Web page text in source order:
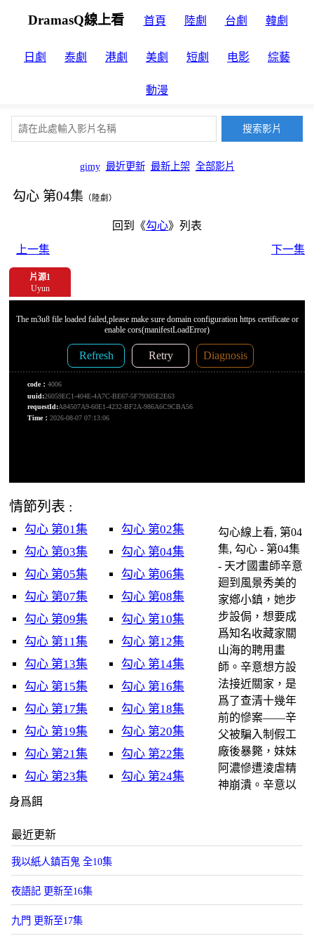
DramasQ線上看 首頁 陸劇 台劇 韓劇
日劇 泰劇 港劇 美劇 短劇 电影 綜藝
動漫
gimy 最近更新 最新上架 全部影片
​勾心​ 第04集 （陸劇）
回到《​勾心​》列表
上一集
下一集
片源1
Uyun
情節列表 :
​勾心​ 第01集
​勾心​ 第02集
​勾心​ 第03集
​勾心​ 第04集
​勾心​ 第05集
​勾心​ 第06集
​勾心​ 第07集
​勾心​ 第08集
​勾心​ 第09集
​勾心​ 第10集
​勾心​ 第11集
​勾心​ 第12集
​勾心​ 第13集
​勾心​ 第14集
​勾心​ 第15集
​勾心​ 第16集
​勾心​ 第17集
​勾心​ 第18集
​勾心​ 第19集
​勾心​ 第20集
​勾心​ 第21集
​勾心​ 第22集
​勾心​ 第23集
​勾心​ 第24集
​勾心​線上看, 第04
集, ​勾心​ - 第04集
- 天才國畫師辛意
廻到風景秀美的
家鄕小鎮，她步
步設侷，想要成
爲知名收藏家關
山海的聘用畫
師。辛意想方設
法接近關家，是
爲了查清十幾年
前的慘案——辛
父被騙入制假工
廠後暴斃，妹妹
阿濃慘遭淩虐精
神崩潰。辛意以
身爲餌
最近更新
我以紙人鎮百鬼 全10集
夜語記 更新至16集
九門 更新至17集